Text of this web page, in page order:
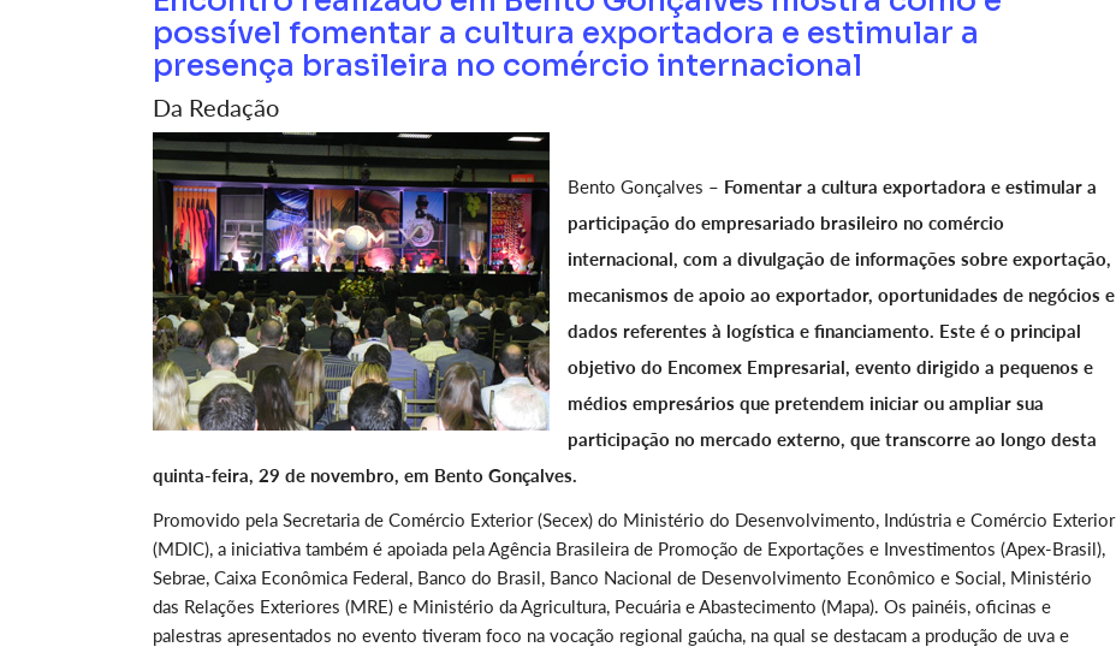
possível fomentar a cultura exportadora e estimular a
presença brasileira no comércio internacional
Da Redação
Bento Gonçalves – Fomentar a cultura exportadora e estimular a
participação do empresariado brasileiro no comércio
internacional, com a divulgação de informações sobre exportação,
mecanismos de apoio ao exportador, oportunidades de negócios e
dados referentes à logística e financiamento. Este é o principal
objetivo do Encomex Empresarial, evento dirigido a pequenos e
médios empresários que pretendem iniciar ou ampliar sua
participação no mercado externo, que transcorre ao longo desta
quinta-feira, 29 de novembro, em Bento Gonçalves.
Promovido pela Secretaria de Comércio Exterior (Secex) do Ministério do Desenvolvimento, Indústria e Comércio Exterior
(MDIC), a iniciativa também é apoiada pela Agência Brasileira de Promoção de Exportações e Investimentos (Apex-Brasil),
Sebrae, Caixa Econômica Federal, Banco do Brasil, Banco Nacional de Desenvolvimento Econômico e Social, Ministério
das Relações Exteriores (MRE) e Ministério da Agricultura, Pecuária e Abastecimento (Mapa). Os painéis, oficinas e
palestras apresentados no evento tiveram foco na vocação regional gaúcha, na qual se destacam a produção de uva e